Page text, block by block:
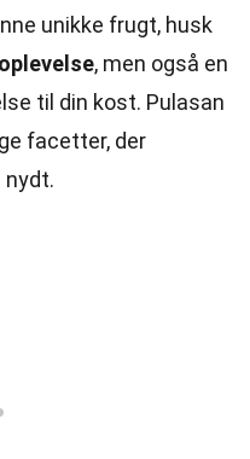
unikke frugt, husk
, men også en
til din kost. Pulasan
facetter, der
nydt.